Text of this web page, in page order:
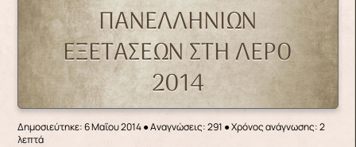
ΠΑΝΕΛΛΗΝΙΩΝ
ΕΞΕΤΑΣΕΩΝ ΣΤΗ ΛΕΡΟ
2014
Δημοσιεύτηκε: 6 Μαΐου 2014●Αναγνώσεις: 291 ● Χρόνος ανάγνωσης: 2
λεπτά